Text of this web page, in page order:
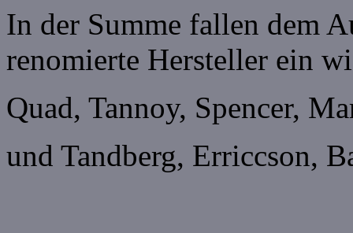
In der Summe fallen dem
renomierte Hersteller ein
Quad, Tannoy, Spencer,
und Tandberg, Erriccson,